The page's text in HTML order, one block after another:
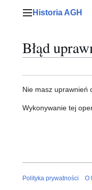
Menu główne
Historia AGH
Błąd
Nie masz uprawnień
Wykonywanie tej
Polityka prywatności O